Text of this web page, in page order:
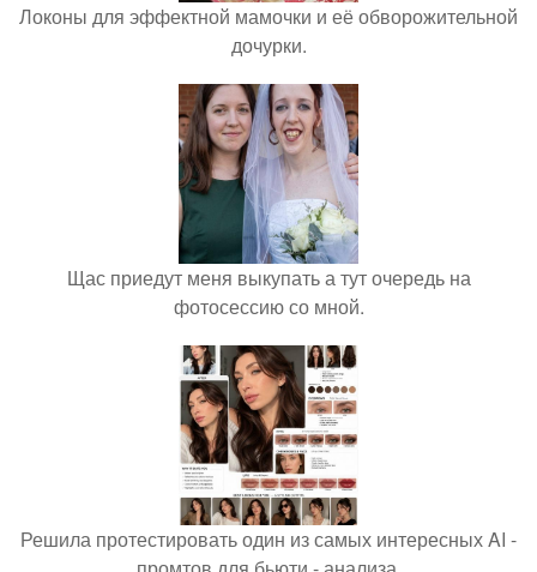
Локоны для эффектной мамочки и её обворожительной
дочурки.
Щас приедут меня выкупать а тут очередь на
фотосессию со мной.
Решила протестировать один из самых интересных AI -